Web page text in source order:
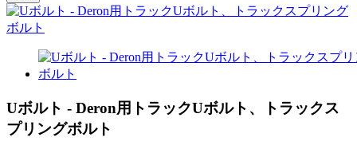
Uボルト - Deron用トラックUボルト、トラックス
プリングボルト